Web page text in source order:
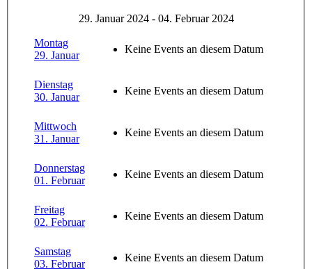
29. Januar 2024 - 04. Februar 2024
Montag
29. Januar
Keine Events an diesem Datum
Dienstag
30. Januar
Keine Events an diesem Datum
Mittwoch
31. Januar
Keine Events an diesem Datum
Donnerstag
01. Februar
Keine Events an diesem Datum
Freitag
02. Februar
Keine Events an diesem Datum
Samstag
03. Februar
Keine Events an diesem Datum